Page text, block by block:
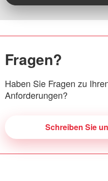
Fragen?
Haben Sie Fragen zu
Anforderungen?
Schreiben Sie